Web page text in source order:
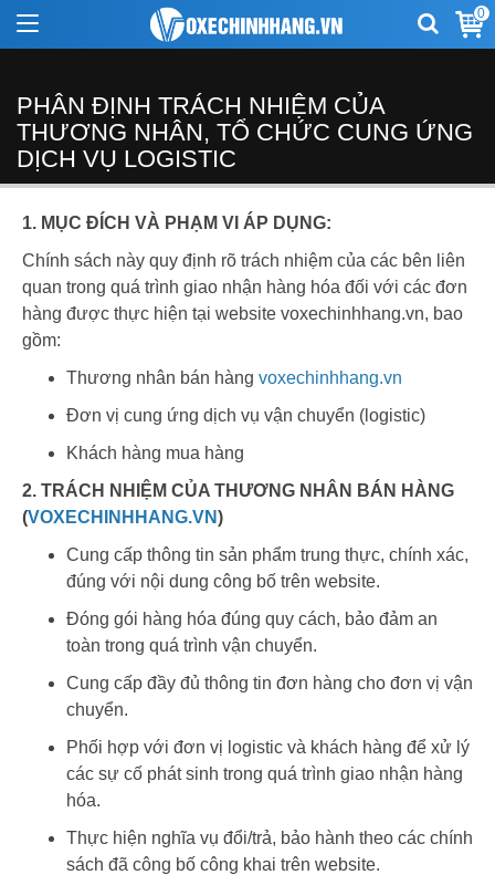
0
PHÂN ĐỊNH TRÁCH NHIỆM CỦA
THƯƠNG NHÂN, TỔ CHỨC CUNG ỨNG
DỊCH VỤ LOGISTIC
1. MỤC ĐÍCH VÀ PHẠM VI ÁP DỤNG:
Chính sách này quy định rõ trách nhiệm của các bên liên
quan trong quá trình giao nhận hàng hóa đối với các đơn
hàng được thực hiện tại website voxechinhhang.vn, bao
gồm:
Thương nhân bán hàng voxechinhhang.vn
Đơn vị cung ứng dịch vụ vận chuyển (logistic)
Khách hàng mua hàng
2. TRÁCH NHIỆM CỦA THƯƠNG NHÂN BÁN HÀNG
(VOXECHINHHANG.VN)
Cung cấp thông tin sản phẩm trung thực, chính xác,
đúng với nội dung công bố trên website.
Đóng gói hàng hóa đúng quy cách, bảo đảm an
toàn trong quá trình vận chuyển.
Cung cấp đầy đủ thông tin đơn hàng cho đơn vị vận
chuyển.
Phối hợp với đơn vị logistic và khách hàng để xử lý
các sự cố phát sinh trong quá trình giao nhận hàng
hóa.
Thực hiện nghĩa vụ đổi/trả, bảo hành theo các chính
sách đã công bố công khai trên website.